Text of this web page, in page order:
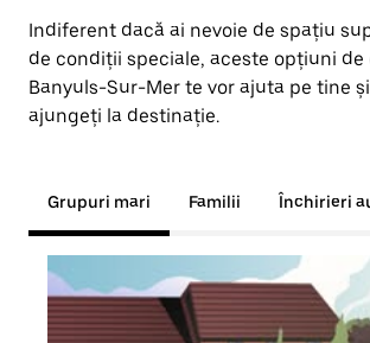
Indiferent dacă ai nevoie de spațiu
de condiții speciale, aceste opțiuni de
Banyuls-Sur-Mer te vor ajuta pe tine
ajungeți la destinație.
Grupuri mari Familii Închirieri